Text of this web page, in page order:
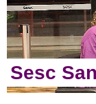
Sesc